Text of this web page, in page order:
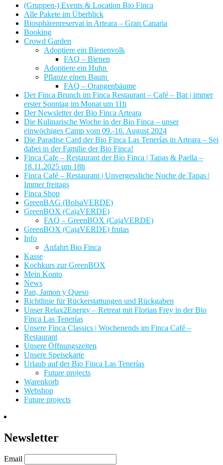
(Gruppen-) Events & Location Bio Finca
Alle Pakete im Überblick
Biosphärenreservat in Arteara – Gran Canaria
Booking
Crowd Garden
Adoptiere ein Bienenvolk
FAQ – Bienen
Adoptiere ein Huhn
Pflanze einen Baum
FAQ – Orangenbäume
Der Finca Brunch im Finca Restaurant – Café – Bar | immer
erster Sonntag im Monat um 11h
Der Newsletter der Bio Finca Arteara
Die Kulinarische Woche in der Bio Finca – unser
einwöchiges Camp vom 09.-16. August 2024
Die Paradise Card der Bio Finca Las Tenerías in Arteara – Sei
dabei in der Familie der Bio Finca!
Finca Cafe – Restaurant der Bio Finca | Tapas & Paella –
18.11.2025 um 18h
Finca Café – Restaurant | Unvergessliche Noche de Tapas |
Immer freitags
Finca Shop
GreenBAG (BolsaVERDE)
GreenBOX (CajaVERDE)
FAQ – GreenBOX (CajaVERDE)
GreenBOX (CajaVERDE) frutas
Info
Anfahrt Bio Finca
Kasse
Kochkurs zur GreenBOX
Mein Konto
News
Pan, Jamon y Queso
Richtlinie für Rückerstattungen und Rückgaben
Unser Relax2Energy – Retreat mit Florian Frey in der Bio
Finca Las Tenerías
Unsere Finca Classics | Wochenends im Finca Café –
Restaurant
Unsere Öffnungszeiten
Unsere Speisekarte
Urlaub auf der Bio Finca Las Tenerías
Future projects
Warenkorb
Webshop
Future projects
Newsletter
Email